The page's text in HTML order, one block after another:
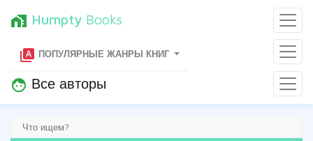
home_work Humpty Books
type_specimen ПОПУЛЯРНЫЕ ЖАНРЫ КНИГ
face Все авторы